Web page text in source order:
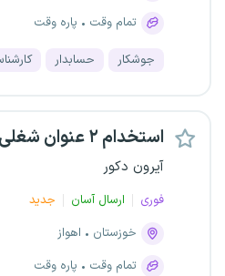
تمام وقت
پاره وقت
جوشکار حسابدار
استخدام ۲ عنوان شغلی
آیرون دکور
فوری ارسال آسان
جدید
خوزستان
اهواز
تمام وقت
پاره وقت